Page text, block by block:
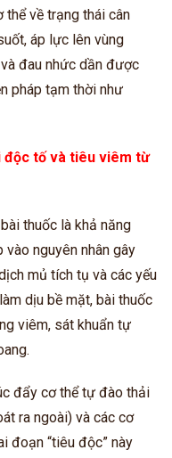
về trạng thái cân
áp lực lên vùng
đau nhức dần được
pháp tạm thời như
độc tố và tiêu viêm từ
thuốc là khả năng
nguyên nhân gây
mủ tích tụ và các yếu
dịu bề mặt, bài thuốc
viêm, sát khuẩn tự
đẩy cơ thể tự đào thải
ra ngoài) và các cơ
đoạn “tiêu độc” này